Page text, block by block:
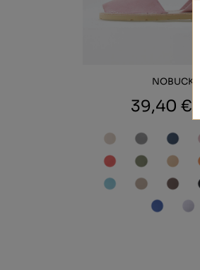
NOBUCK
39,40 €